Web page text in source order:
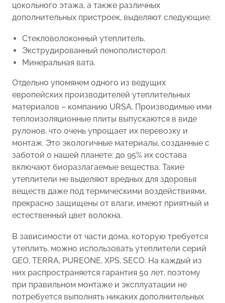
цокольного этажа, а также различных
дополнительных пристроек, выделяют следующие:
Стекловолоконный утеплитель.
Экструдированный пенополистерол.
Минеральная вата.
Отдельно упомянем одного из ведущих
европейских производителей утеплительных
материалов – компанию URSA. Производимые ими
теплоизоляционные плиты выпускаются в виде
рулонов, что очень упрощает их перевозку и
монтаж. Это экологичные материалы, созданные с
заботой о нашей планете: до 95% их состава
включают биоразлагаемые вещества. Такие
утеплители не выделяют вредных для здоровья
веществ даже под термическими воздействиями,
прекрасно защищены от влаги, имеют приятный и
естественный цвет волокна.
В зависимости от части дома, которую требуется
утеплить, можно использовать утеплители серий
GEO, TERRA, PUREONE, XPS, SECO. На каждый из
них распространяется гарантия 50 лет, поэтому
при правильном монтаже и эксплуатации не
потребуется выполнять никаких дополнительных